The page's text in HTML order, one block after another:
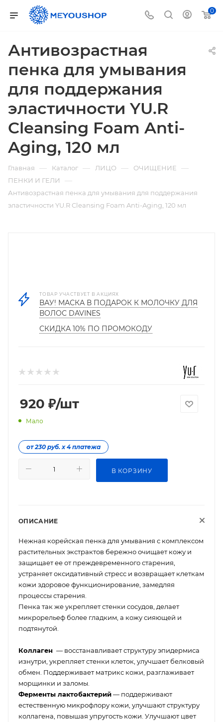
0
Антивозрастная
пенка для умывания
для поддержания
эластичности YU.R
Cleansing Foam Anti-
Aging, 120 мл
Главная — Каталог — ЛИЦО — ОЧИЩЕНИЕ —
ПЕНКИ И ГЕЛИ —
Антивозрастная пенка для умывания для поддержания
эластичности YU.R Cleansing Foam Anti-Aging, 120 мл
ТОВАР УЧАСТВУЕТ В АКЦИЯХ
ВАУ! МАСКА В ПОДАРОК К МОЛОЧКУ ДЛЯ
ВОЛОС DAVINES
СКИДКА 10% ПО ПРОМОКОДУ
920 ₽/шт
Мало
от 230 руб. х 4 платежа
В КОРЗИНУ
ОПИСАНИЕ
Нежная корейская пенка для умывания с комплексом
растительных экстрактов бережно очищает кожу и
защищает ее от преждевременного старения,
устраняет оксидативный стресс и возвращает клеткам
кожи здоровое функционирование, замедляя
процессы старения.
Пенка так же укрепляет стенки сосудов, делает
микрорельеф более гладким, а кожу сияющей и
подтянутой.
Коллаген — восстанавливает структуру эпидермиса
изнутри, укрепляет стенки клеток, улучшает белковый
обмен. Поддерживает матрикс кожи, разглаживает
морщинки и заломы.
Ферменты лактобактерий— поддерживают
естественную микрофлору кожи, улучшают структуру
коллагена, повышая упругость кожи. Улучшают цвет